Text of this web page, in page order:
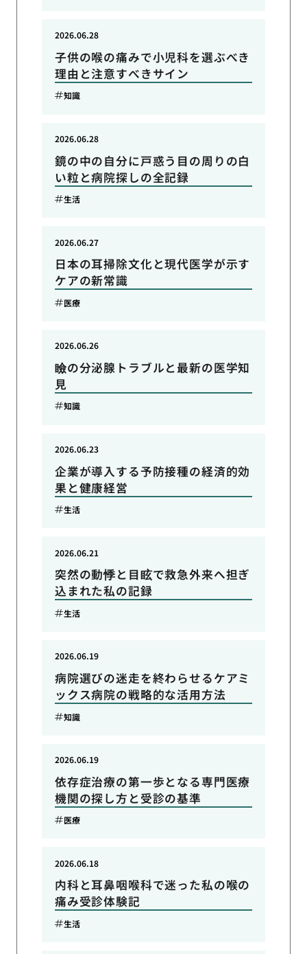
子供の喉の痛みで小児科を選ぶべき
理由と注意すべきサイン
2026.06.28
知識
鏡の中の自分に戸惑う目の周りの白
い粒と病院探しの全記録
2026.06.28
生活
日本の耳掃除文化と現代医学が示す
ケアの新常識
2026.06.27
医療
瞼の分泌腺トラブルと最新の医学知
見
2026.06.26
知識
企業が導入する予防接種の経済的効
果と健康経営
2026.06.23
生活
突然の動悸と目眩で救急外来へ担ぎ
込まれた私の記録
2026.06.21
生活
病院選びの迷走を終わらせるケアミ
ックス病院の戦略的な活用方法
2026.06.19
知識
依存症治療の第一歩となる専門医療
機関の探し方と受診の基準
2026.06.19
医療
内科と耳鼻咽喉科で迷った私の喉の
痛み受診体験記
2026.06.18
生活